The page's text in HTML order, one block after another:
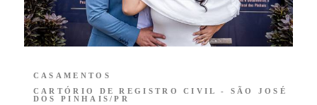
CASAMENTOS
CARTÓRIO DE REGISTRO CIVIL - SÃO JOSÉ
DOS PINHAIS/PR